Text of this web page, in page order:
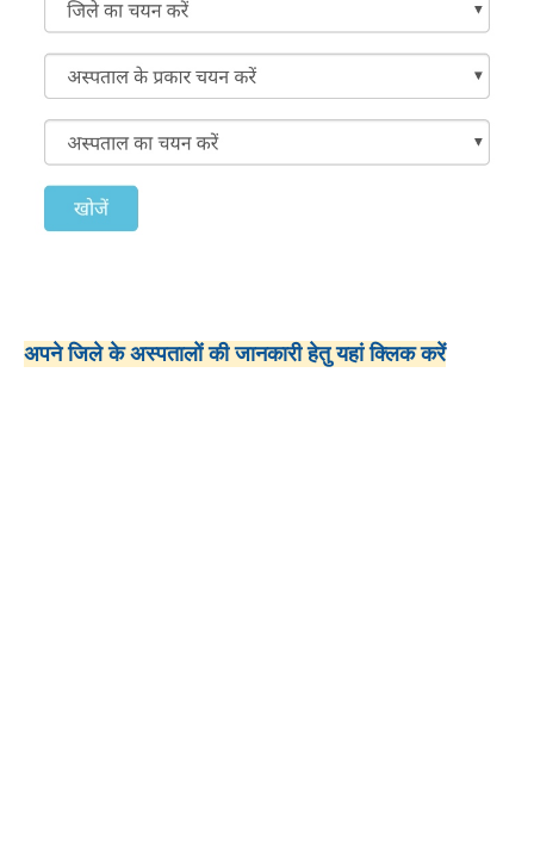
अपने जिले के अस्पतालों की जानकारी हेतु यहां क्लिक करें